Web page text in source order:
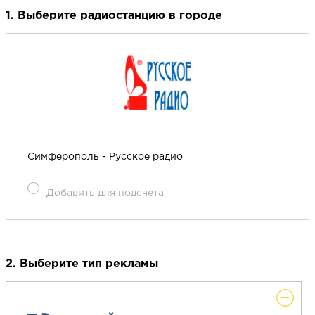
1. Выберите радиостанцию в городе
Симферополь - Русское радио
Добавить для подсчета
2. Выберите тип рекламы